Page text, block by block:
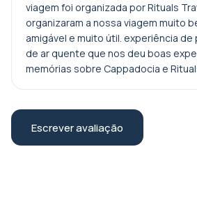
viagem foi organizada por Rituals
organizaram a nossa viagem muito
amigável e muito útil. experiência
de ar quente que nos deu boas
memórias sobre Cappadocia e
Escrever avaliação